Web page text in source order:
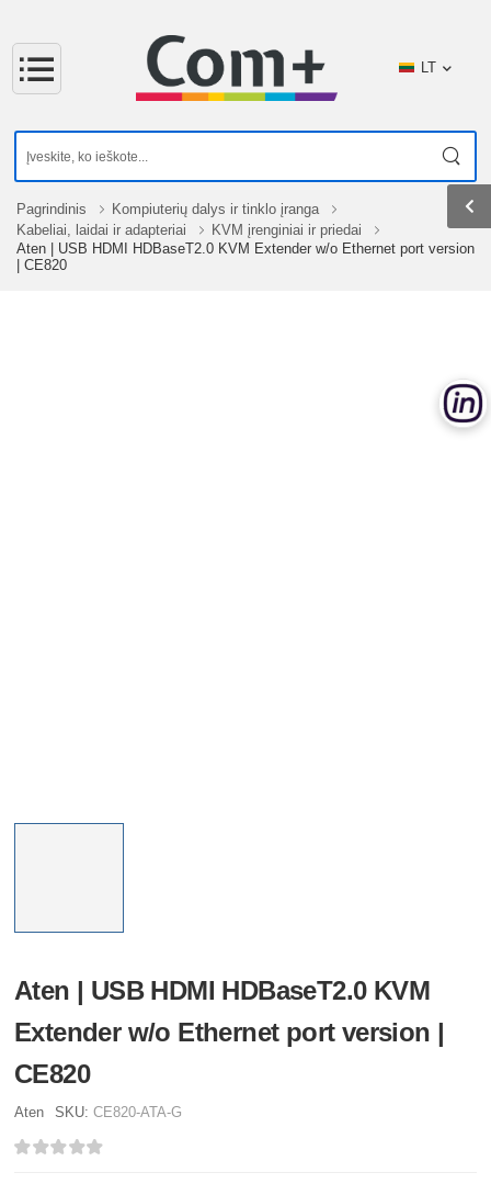
LT
Pagrindinis
Kompiuterių dalys ir tinklo įranga
Kabeliai, laidai ir adapteriai
KVM įrenginiai ir priedai
Aten | USB HDMI HDBaseT2.0 KVM Extender w/o Ethernet port version
| CE820
Aten | USB HDMI HDBaseT2.0 KVM
Extender w/o Ethernet port version |
CE820
Aten SKU: CE820-ATA-G